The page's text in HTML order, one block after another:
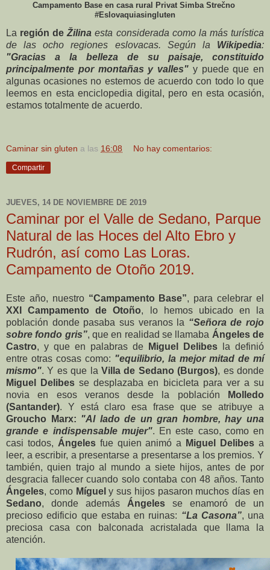
Campamento Base en casa rural Privat Simba Strečno
#Eslovaquiasingluten
La región deŽilina esta considerada como la más turística
de las ocho regiones eslovacas. Según la Wikipedia:
"Gracias a la belleza de su paisaje, constituido
principalmente por montañas y valles" y puede que en
algunas ocasiones no estemos de acuerdo con todo lo que
leemos en esta enciclopedia digital, pero en esta ocasión,
estamos totalmente de acuerdo.
Caminar sin gluten a las 16:08 No hay comentarios:
Compartir
JUEVES, 14 DE NOVIEMBRE DE 2019
Caminar por el Valle de Sedano, Parque
Natural de las Hoces del Alto Ebro y
Rudrón, así como Las Loras.
Campamento de Otoño 2019.
Este año, nuestro “Campamento Base”, para celebrar el
XXI Campamento de Otoño, lo hemos ubicado en la
población donde pasaba sus veranos la “Señora de rojo
sobre fondo gris”, que en realidad se llamaba Ángeles de
Castro, y que en palabras de Miguel Delibes la definió
entre otras cosas como: "equilibrio, la mejor mitad de mí
mismo". Y es que la Villa de Sedano (Burgos), es donde
Miguel Delibes se desplazaba en bicicleta para ver a su
novia en esos veranos desde la población
Molledo
(Santander). Y está claro esa frase que se atribuye a
Groucho Marx: "Al lado de un gran hombre, hay una
grande e indispensable mujer". En este caso, como en
casi todos, Ángelesfue quien animó a Miguel Delibes a
leer, a escribir, a presentarse a presentarse a los premios. Y
también, quien trajo al mundo a siete hijos, antes de por
desgracia fallecer cuando solo contaba con 48 años. Tanto
Ángeles, como Míguel y sus hijos pasaron muchos días en
Sedano, donde además Ángeles se enamoró de un
precioso edificio que estaba en ruinas: “La Casona”, una
preciosa casa con balconada acristalada que llama la
atención.